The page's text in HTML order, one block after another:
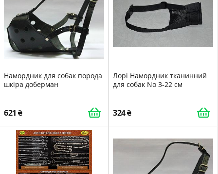
Намордник для собак порода
шкіра доберман
621
Лорі Намордник тканинний
для собак No 3-22 см
324